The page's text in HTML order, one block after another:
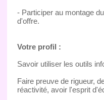
- Participer au montage
d'offre.
Votre profil :
Savoir utiliser les outils
Faire preuve de rigueur,
réactivité, avoir l'esprit